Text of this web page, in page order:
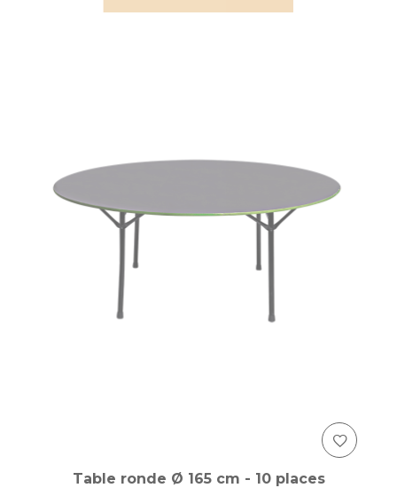
Table ronde Ø 165 cm - 10 places